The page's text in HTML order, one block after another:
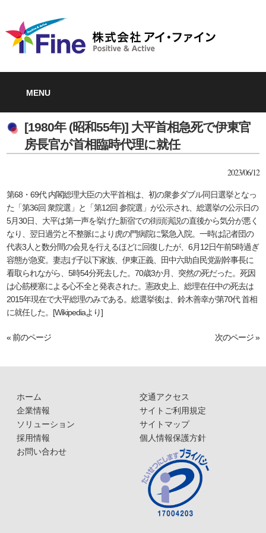
MENU
[1980年 (昭和55年)] 大平首相急死で伊東官
房長官が首相臨時代理に就任
2023/06/12
第68・69代 内閣総理大臣の大平首相は、初の衆参ダブル同日選挙となっ
た「第36回 衆院選」と「第12回 参院選」が公示され、総選挙の公示日の
5月30日、大平は第一声を挙げた新宿での街頭演説の直後から気分が悪く
なり、翌日過労と不整脈により虎の門病院に緊急入院。一時は記者団の
代表3人と数分間の会見を行えるほどに回復したが、6月12日午前5時過ぎ
容態が急変。妻志げ子以下家族、伊東正義、田中六助自民党副幹事長に
看取られながら、5時54分死去した。70歳3か月、突然の死だった。死因
は心筋梗塞による心不全と発表された。憲政史上、総理在任中の死去は
2015年現在で大平総理のみである。総選挙後は、鈴木善幸が第70代 首相
に就任した。[Wikipediaより]
« 前のページ 次のページ »
ホーム
企業情報
ソリューション
採用情報
お問い合わせ
交通アクセス
サイトご利用規定
サイトマップ
個人情報保護方針